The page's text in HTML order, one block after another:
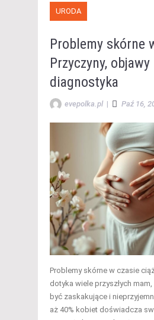
URODA
Problemy skórne
Przyczyny, objawy
diagnostyka
evepolka.pl | Paź 16,
Problemy skórne w czasie
dotyka wiele przyszłych
być zaskakujące i
aż 40% kobiet doświadcza